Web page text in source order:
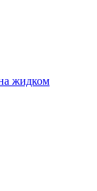
жидком